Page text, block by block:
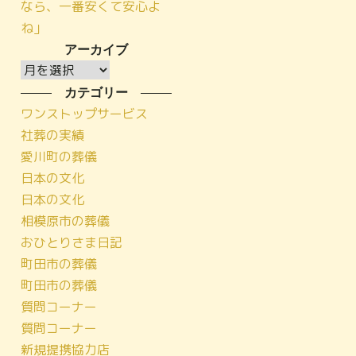
なら、一番安くて安心よ
ね」
アーカイブ
ア
ー
カ
イ
ブ
カテゴリー
ワンストップサービス
社葬の実績
愛川町の葬儀
日本の文化
日本の文化
相模原市の葬儀
おひとりさま日記
町田市の葬儀
町田市の葬儀
質問コーナー
質問コーナー
新規提携協力店